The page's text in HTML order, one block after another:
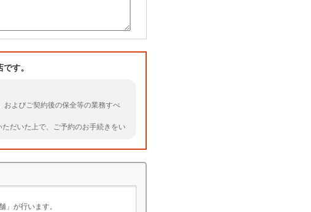
す。
およびご契約後の保全等の業務すべ
だいた上で、ご予約のお手続きをい
」が行います。